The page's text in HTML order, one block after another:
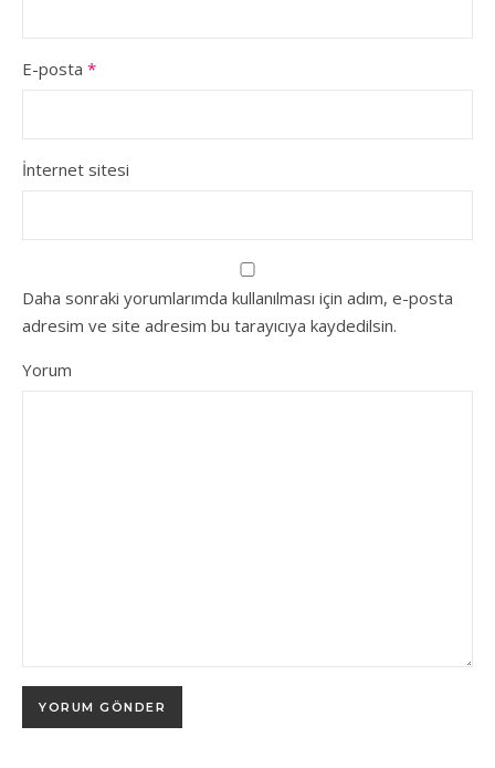
E-posta *
İnternet sitesi
Daha sonraki yorumlarımda kullanılması için adım, e-posta
adresim ve site adresim bu tarayıcıya kaydedilsin.
Yorum